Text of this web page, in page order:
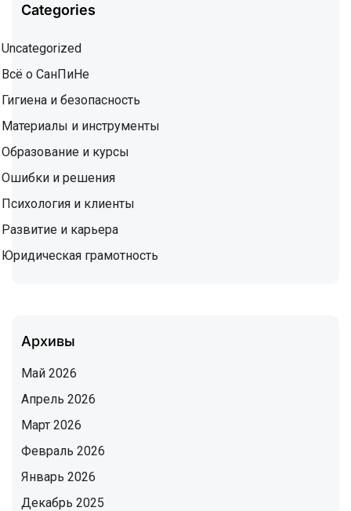
Categories
Uncategorized
Всё о СанПиНе
Гигиена и безопасность
Материалы и инструменты
Образование и курсы
Ошибки и решения
Психология и клиенты
Развитие и карьера
Юридическая грамотность
Архивы
Май 2026
Апрель 2026
Март 2026
Февраль 2026
Январь 2026
Декабрь 2025